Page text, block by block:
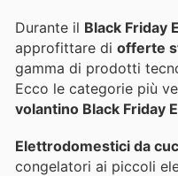
Durante il Black Friday
approfittare di offerte
gamma di prodotti
Ecco le categorie più
volantino Black Friday
Elettrodomestici da
congelatori ai piccoli